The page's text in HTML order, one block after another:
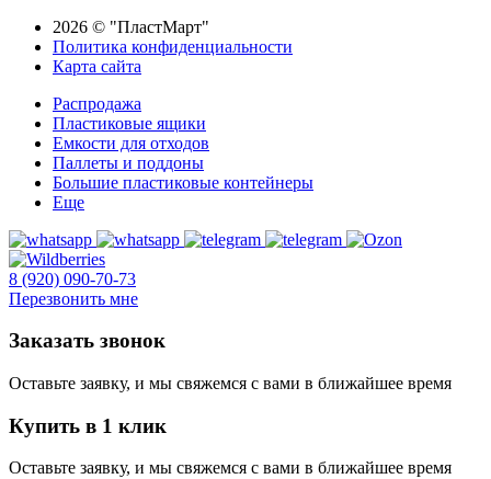
2026 © "ПластМарт"
Политика конфиденциальности
Карта сайта
Распродажа
Пластиковые ящики
Емкости для отходов
Паллеты и поддоны
Большие пластиковые контейнеры
Еще
8 (920) 090-70-73
Перезвонить мне
Заказать звонок
Оставьте заявку, и мы свяжемся с вами в ближайшее время
Купить в 1 клик
Оставьте заявку, и мы свяжемся с вами в ближайшее время